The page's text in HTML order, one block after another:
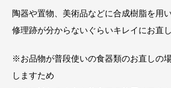
陶器や置物、美術品などに合成樹脂を用
修理跡が分からないぐらいキレイにお直
※お品物が普段使いの食器類のお直しの
しますため